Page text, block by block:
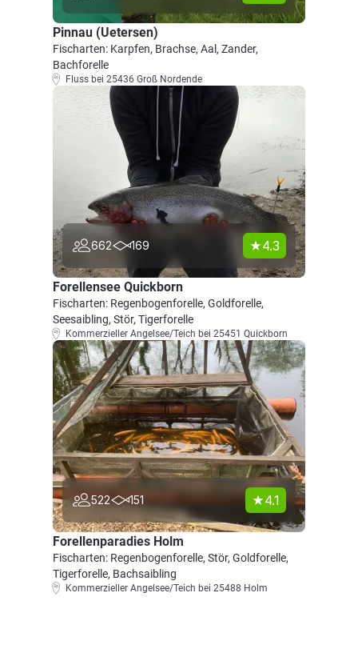
Pinnau (Uetersen)
Fischarten: Karpfen, Brachse, Aal, Zander,
Bachforelle
Fluss bei 25436 Groß Nordende
662 169 4.3
Forellensee Quickborn
Fischarten: Regenbogenforelle, Goldforelle,
Seesaibling, Stör, Tigerforelle
Kommerzieller Angelsee/Teich bei 25451 Quickborn
522 151 4.1
Forellenparadies Holm
Fischarten: Regenbogenforelle, Stör, Goldforelle,
Tigerforelle, Bachsaibling
Kommerzieller Angelsee/Teich bei 25488 Holm